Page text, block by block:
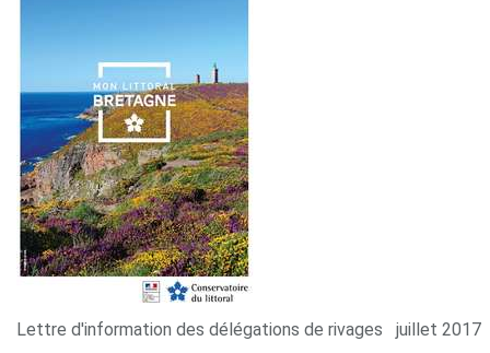
Lettre d'information des délégations de rivages juillet 2017